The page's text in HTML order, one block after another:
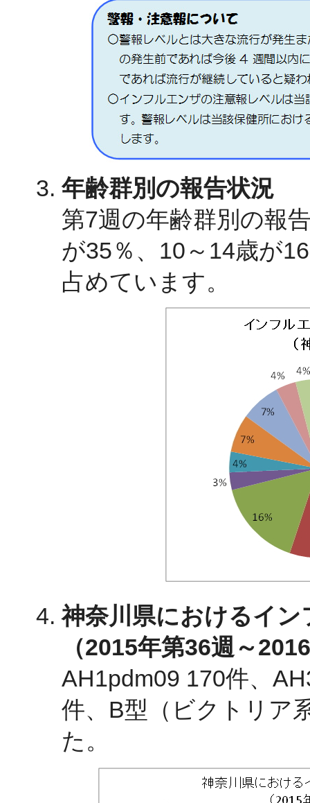
年齢群別の報告状況
第7週の年齢群別の報
が35％、10～14歳が
占めています。
神奈川県におけるイ
（2015年第36週～
AH1pdm09 170件、
件、B型（ビクトリア
た。